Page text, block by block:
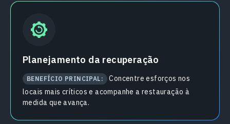
Planejamento da recuperação
BENEFÍCIO PRINCIPAL:
Concentre esforços nos
locais mais críticos e acompanhe a restauração à
medida que avança.